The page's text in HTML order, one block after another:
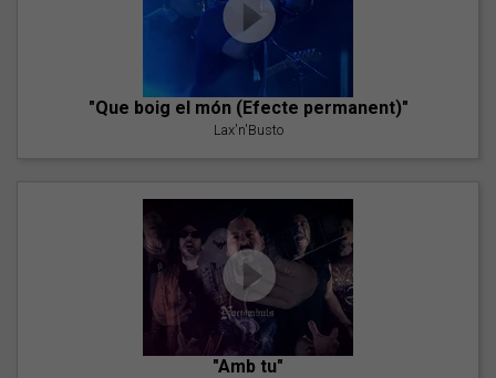
"Que boig el món (Efecte permanent)"
Lax'n'Busto
"Amb tu"